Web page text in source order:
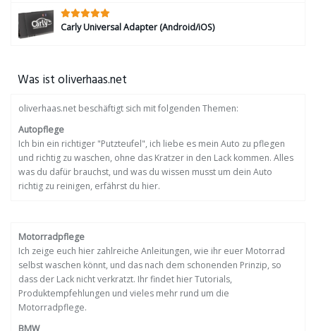
Carly Universal Adapter (Android/iOS)
Was ist oliverhaas.net
oliverhaas.net beschäftigt sich mit folgenden Themen:
Autopflege
Ich bin ein richtiger "Putzteufel", ich liebe es mein Auto zu pflegen
und richtig zu waschen, ohne das Kratzer in den Lack kommen. Alles
was du dafür brauchst, und was du wissen musst um dein Auto
richtig zu reinigen, erfährst du hier.
Motorradpflege
Ich zeige euch hier zahlreiche Anleitungen, wie ihr euer Motorrad
selbst waschen könnt, und das nach dem schonenden Prinzip, so
dass der Lack nicht verkratzt. Ihr findet hier Tutorials,
Produktempfehlungen und vieles mehr rund um die
Motorradpflege.
BMW